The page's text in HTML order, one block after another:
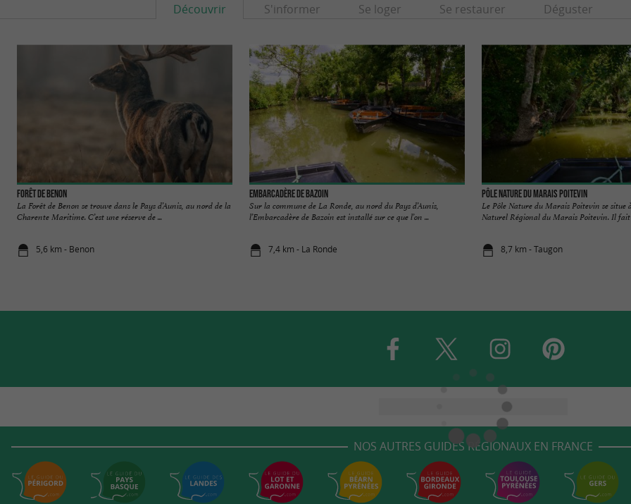
Découvrir S'informer Se loger Se restaurer Déguster
Forêt de Benon
La Forêt de Benon se trouve dans le Pays d’Aunis, au nord de la
Charente Maritime. C’est une réserve de ...
5,6 km - Benon
Embarcadère de Bazoin
Sur la commune de La Ronde, au nord du Pays d’Aunis,
l’Embarcadère de Bazoin est installé sur ce que l’on ...
7,4 km - La Ronde
Pôle Nature du Marais Poitevin
Le Pôle Nature du Marais Poitevin se situe
Naturel Régional du Marais Poitevin. Il fait
8,7 km - Taugon
NOS AUTRES GUIDES RÉGIONAUX EN FRANCE